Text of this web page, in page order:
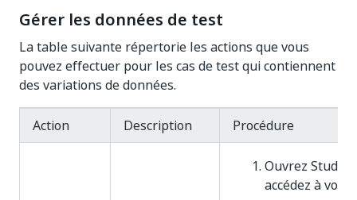
Gérer les données de test
La table suivante répertorie les actions que vous
pouvez effectuer pour les cas de test qui contiennent
des variations de données.
Action Description Procédure
Ouvrez Studio
accédez à